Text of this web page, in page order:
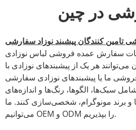
در چین
تامین کنندگان پیشبند نوزاد سفارشی
سفارش عمده فروشی لباس نوزادی
هر یک از پیشبندهای نوزادی با
ما یا پیشبندهای نوزادی سفارشی
سبک‌ها، الگوها، رنگ‌ها و اندازه‌های
و برند مونوگرام، شخصی‌سازی کنند. ما
می‌توانیم OEM و ODM را بپذیریم.